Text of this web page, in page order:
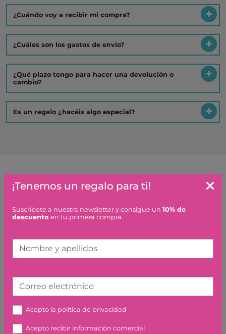
¿Cuándo voy a recibir mi compra?
¿Cuáles son los gastos de envío?
¿Qué plazo tengo para hacer una devolución o
cambio?
Es un regalo ¿hacéis algo especial?
Artículos similares o que combinan
JULES CUENTO ABRAZO
19,99 €
DE MIA DJECO
¡Tenemos un regalo para ti!
Suscríbete a nuestra newsletter y consigue un 10% de
descuento en tu primera compra
Nombre y apellidos
Correo electrónico
Acepto la política de privacidad
Acepto recibir información comercial